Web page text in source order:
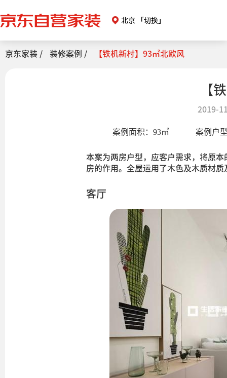
北京 「切换」
京东家装 / 装修案例 / 【铁机新村】93㎡北欧风
【
2019-
案例面积： 93㎡ 案例户
本案为两房户型，应客户需求，将原
房的作用。全屋运用了木色及木质材
客厅